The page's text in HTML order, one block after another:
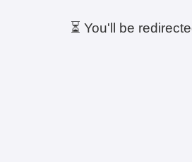
⏳ You'll be